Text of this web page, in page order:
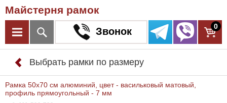
Майстерня рамок
0
Звонок
Выбрать рамки по размеру
Рамка 50x70 см алюминий, цвет - васильковый матовый,
профиль прямоугольный - 7 мм